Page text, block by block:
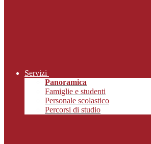
Servizi
Panoramica
Famiglie e studenti
Personale scolastico
Percorsi di studio